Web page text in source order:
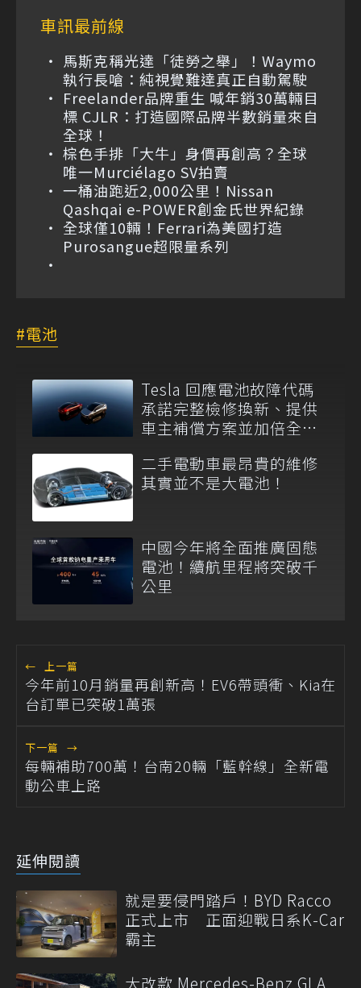
車訊最前線
馬斯克稱光達「徒勞之舉」！Waymo
執行長嗆：純視覺難達真正自動駕駛
Freelander品牌重生 喊年銷30萬輛目
標 CJLR：打造國際品牌半數銷量來自
全球！
棕色手排「大牛」身價再創高？全球
唯一Murciélago SV拍賣
一桶油跑近2,000公里！Nissan
Qashqai e-POWER創金氏世界紀錄
全球僅10輛！Ferrari為美國打造
Purosangue超限量系列
電池
Tesla 回應電池故障代碼
承諾完整檢修換新、提供
車主補償方案並加倍全台
二手電動車最昂貴的維修
其實並不是大電池！
中國今年將全面推廣固態
電池！續航里程將突破千
公里
← 上一篇
今年前10月銷量再創新高！EV6帶頭衝、Kia在
台訂單已突破1萬張
下一篇 →
每輛補助700萬！台南20輛「藍幹線」全新電
動公車上路
延伸閱讀
就是要侵門踏戶！BYD Racco
正式上市 正面迎戰日系K-Car
霸主
大改款 Mercedes-Benz GLA